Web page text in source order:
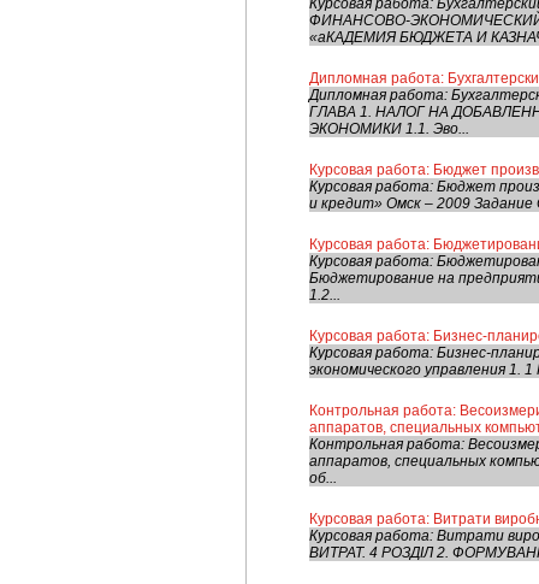
Курсовая работа:
ФИНАНСОВО-
«аКАДЕМИЯ БЮДЖЕТА И
Дипломная работа:
Дипломная работа:
ГЛАВА 1. НАЛОГ НА
ЭКОНОМИКИ 1.1. Эво...
Курсовая работа: Бюджет
Курсовая работа: Бюджет
и кредит» Омск – 2009
Курсовая работа:
Курсовая работа:
Бюджетирование на
1.2...
Курсовая работа: Бизнес-
Курсовая работа: Бизнес-
экономического управления 1.
Контрольная работа:
аппаратов, специальных
Контрольная работа:
аппаратов, специальных
об...
Курсовая работа: Витрати
Курсовая работа: Витрати
ВИТРАТ. 4 РОЗДІЛ 2.